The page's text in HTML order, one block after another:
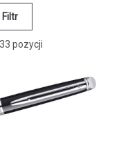
Filtr
pozycji